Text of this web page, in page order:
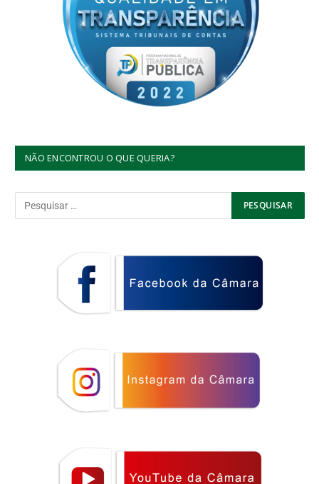
NÃO ENCONTROU O QUE QUERIA?